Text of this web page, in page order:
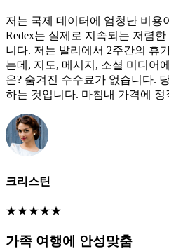
저는 국제 데이터에 엄청난 비용
Redex는 실제로 지속되는 저렴
니다. 저는 발리에서 2주간의 휴
는데, 지도, 메시지, 소셜 미디어
은? 숨겨진 수수료가 없습니다.
하는 것입니다. 마침내 가격에
크리스틴
★★★★★
가족 여행에 안성맞춤